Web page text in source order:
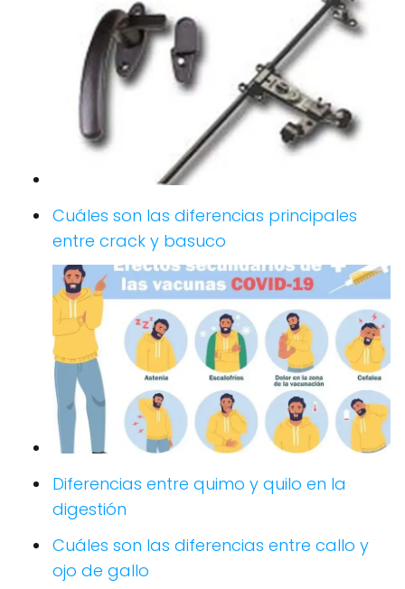
Cuáles son las diferencias principales
entre crack y basuco
Diferencias entre quimo y quilo en la
digestión
Cuáles son las diferencias entre callo y
ojo de gallo